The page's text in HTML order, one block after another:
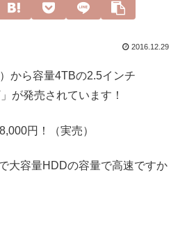
2016.12.29
から容量4TBの2.5インチ
が発売されています！
円！（実売）
大容量HDDの容量で高速ですか